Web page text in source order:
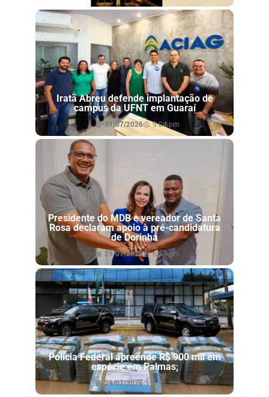
Iratã Abreu defende implantação de
campus da UFNT em Guaraí
31/07/2026 9:04 pm
Presidente do MDB e vereador de Santa
Rosa declaram apoio à pré-candidatura
de Dorinha
29/07/2026 6:53 pm
Polícia Federal apreende R$ 900 mil em
espécie em Palmas;
29/07/2026 6:46 pm